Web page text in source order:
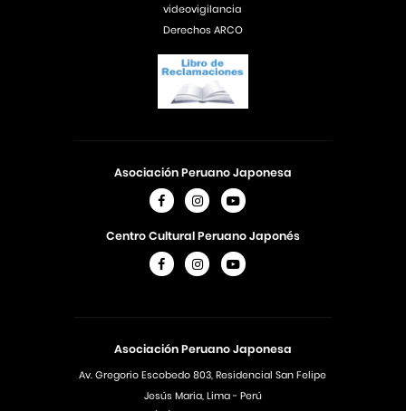
Asociación Peruano Japonesa
Av. Gregorio Escobedo 803, Residencial San Felipe
Jesús Maria, Lima - Perú
Asociación Peruano Japonesa
Centro Cultural Peruano Japonés
videovigilancia
Derechos ARCO